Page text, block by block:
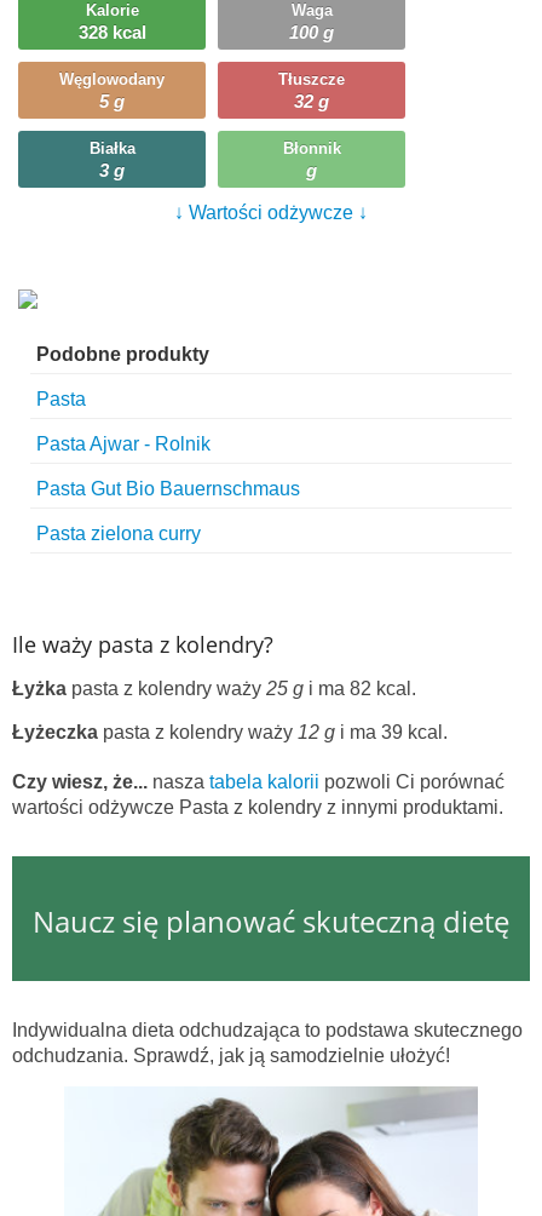
Kalorie
328 kcal
Waga
100 g
Węglowodany
5 g
Tłuszcze
32 g
Białka
3 g
Błonnik
g
↓ Wartości odżywcze ↓
Podobne produkty
Pasta
Pasta Ajwar - Rolnik
Pasta Gut Bio Bauernschmaus
Pasta zielona curry
Ile waży pasta z kolendry?
Łyżka pasta z kolendry waży 25 g i ma 82 kcal.
Łyżeczka pasta z kolendry waży 12 g i ma 39 kcal.
Czy wiesz, że... nasza tabela kalorii pozwoli Ci porównać
wartości odżywcze Pasta z kolendry z innymi produktami.
Naucz się planować skuteczną dietę
Indywidualna dieta odchudzająca to podstawa skutecznego
odchudzania. Sprawdź, jak ją samodzielnie ułożyć!